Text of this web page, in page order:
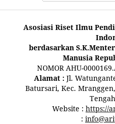
Asosiasi Riset Ilmu
berdasarkan
Manusia
NOMOR AHU-
Alamat : Jl.
Batursari, Kec.
Website : https://
: